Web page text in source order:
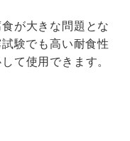
が大きな問題とな
験でも高い耐食性
て使用できます。